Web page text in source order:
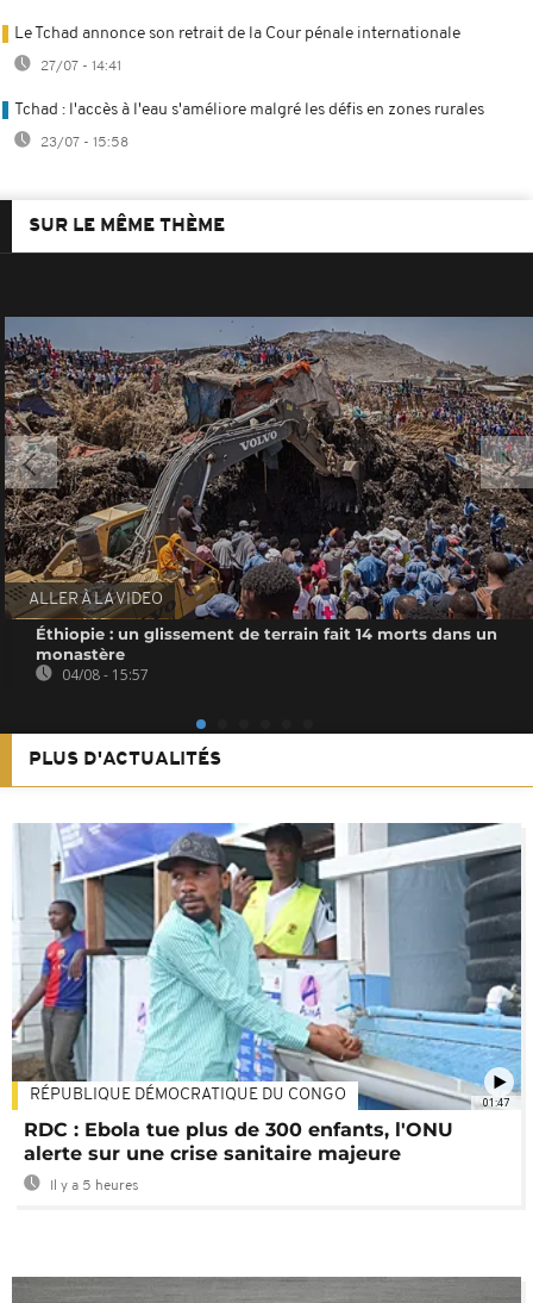
Le Tchad annonce son retrait de la Cour pénale internationale
27/07 - 14:41
Tchad : l'accès à l'eau s'améliore malgré les défis en zones rurales
23/07 - 15:58
SUR LE MÊME THÈME
ALLER À LA VIDEO
Éthiopie : un glissement de terrain fait 14 morts dans un
monastère
04/08 - 15:57
PLUS D'ACTUALITÉS
01:47
RÉPUBLIQUE DÉMOCRATIQUE DU CONGO
RDC : Ebola tue plus de 300 enfants, l'ONU
alerte sur une crise sanitaire majeure
Il y a 5 heures